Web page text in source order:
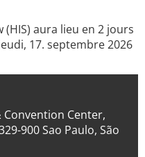
aura lieu en 2 jours
17. septembre 2026
Convention Center,
900 Sao Paulo, São